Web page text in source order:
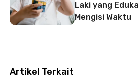
Laki yang
Mengisi Waktu
Artikel Terkait